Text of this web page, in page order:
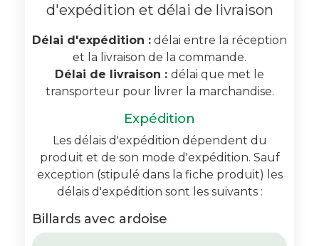
d'expédition et délai de livraison
Délai d'expédition : délai entre la réception
et la livraison de la commande.
Délai de livraison : délai que met le
transporteur pour livrer la marchandise.
Expédition
Les délais d'expédition dépendent du
produit et de son mode d'expédition. Sauf
exception (stipulé dans la fiche produit) les
délais d'expédition sont les suivants :
Billards avec ardoise